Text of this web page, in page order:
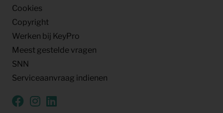
Cookies
Copyright
Werken bij KeyPro
Meest gestelde vragen
SNN
Serviceaanvraag indienen